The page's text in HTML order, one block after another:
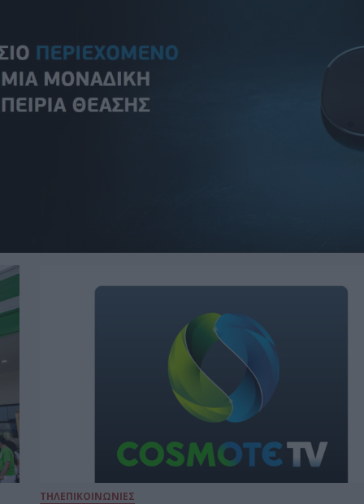
ΤΗΛΕΠΙΚΟΙΝΩΝΙΕΣ